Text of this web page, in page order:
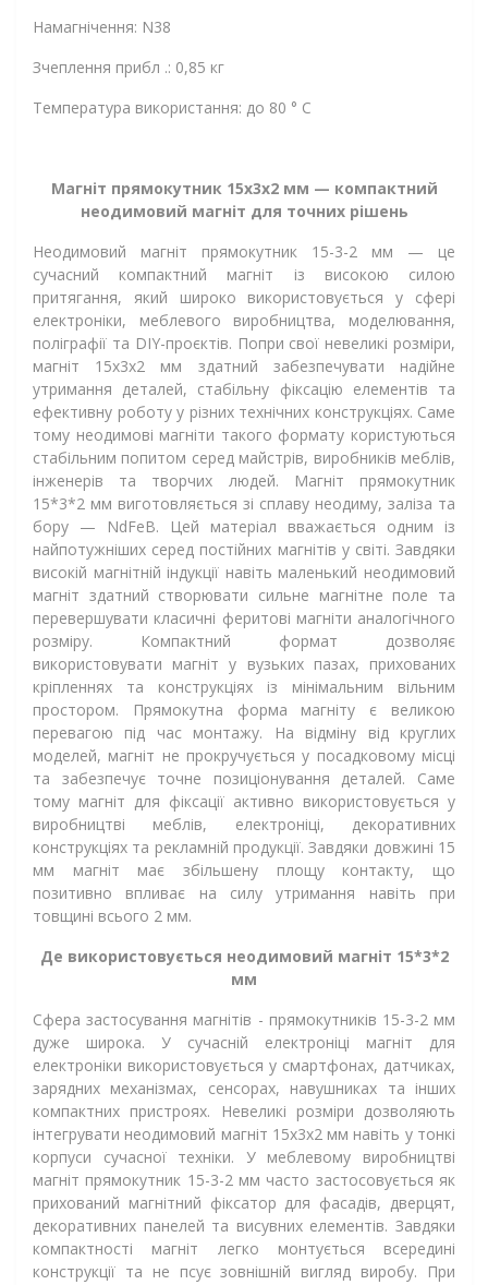
Намагнічення: N38
Зчеплення прибл .: 0,85 кг
Температура використання: до 80 ° C
Магніт прямокутник 15х3х2 мм — компактний
неодимовий магніт для точних рішень
Неодимовий магніт прямокутник 15-3-2 мм — це
сучасний компактний магніт із високою силою
притягання, який широко використовується у сфері
електроніки, меблевого виробництва, моделювання,
поліграфії та DIY-проєктів. Попри свої невеликі розміри,
магніт 15х3х2 мм здатний забезпечувати надійне
утримання деталей, стабільну фіксацію елементів та
ефективну роботу у різних технічних конструкціях. Саме
тому неодимові магніти такого формату користуються
стабільним попитом серед майстрів, виробників меблів,
інженерів та творчих людей. Магніт прямокутник
15*3*2 мм виготовляється зі сплаву неодиму, заліза та
бору — NdFeB. Цей матеріал вважається одним із
найпотужніших серед постійних магнітів у світі. Завдяки
високій магнітній індукції навіть маленький неодимовий
магніт здатний створювати сильне магнітне поле та
перевершувати класичні феритові магніти аналогічного
розміру. Компактний формат дозволяє
використовувати магніт у вузьких пазах, прихованих
кріпленнях та конструкціях із мінімальним вільним
простором. Прямокутна форма магніту є великою
перевагою під час монтажу. На відміну від круглих
моделей, магніт не прокручується у посадковому місці
та забезпечує точне позиціонування деталей. Саме
тому магніт для фіксації активно використовується у
виробництві меблів, електроніці, декоративних
конструкціях та рекламній продукції. Завдяки довжині 15
мм магніт має збільшену площу контакту, що
позитивно впливає на силу утримання навіть при
товщині всього 2 мм.
Де використовується неодимовий магніт 15*3*2
мм
Сфера застосування магнітів - прямокутників 15-3-2 мм
дуже широка. У сучасній електроніці магніт для
електроніки використовується у смартфонах, датчиках,
зарядних механізмах, сенсорах, навушниках та інших
компактних пристроях. Невеликі розміри дозволяють
інтегрувати неодимовий магніт 15х3х2 мм навіть у тонкі
корпуси сучасної техніки. У меблевому виробництві
магніт прямокутник 15-3-2 мм часто застосовується як
прихований магнітний фіксатор для фасадів, дверцят,
декоративних панелей та висувних елементів. Завдяки
компактності магніт легко монтується всередині
конструкції та не псує зовнішній вигляд виробу. При